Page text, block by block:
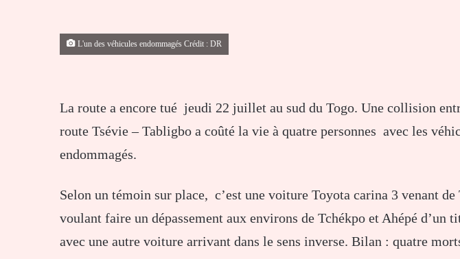
L'un des véhicules endommagés Crédit : DR
La route a encore tué jeudi 22 juillet au sud du Togo. Une collision
route Tsévie – Tabligbo a coûté la vie à quatre personnes avec les
endommagés.
Selon un témoin sur place, c’est une voiture Toyota carina 3 venant
voulant faire un dépassement aux environs de Tchékpo et Ahépé d’un
avec une autre voiture arrivant dans le sens inverse. Bilan : quatre